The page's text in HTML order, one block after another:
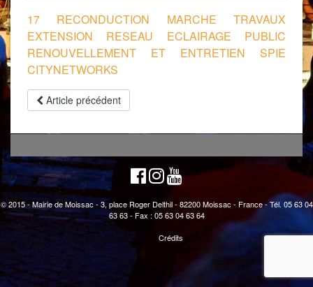
17 RECONDUCTION MARCHE TRAVAUX
EXTENSION RESEAU ECLAIRAGE PUBLIC
RENOUVELLEMENT ET ENTRETIEN SPIE
CITYNETWORKS
Article précédent
© 2015 - Mairie de Moissac - 3, place Roger Delthil - 82200 Moissac - France - Tél. 05 63 04
63 63 - Fax : 05 63 04 63 64
Crédits